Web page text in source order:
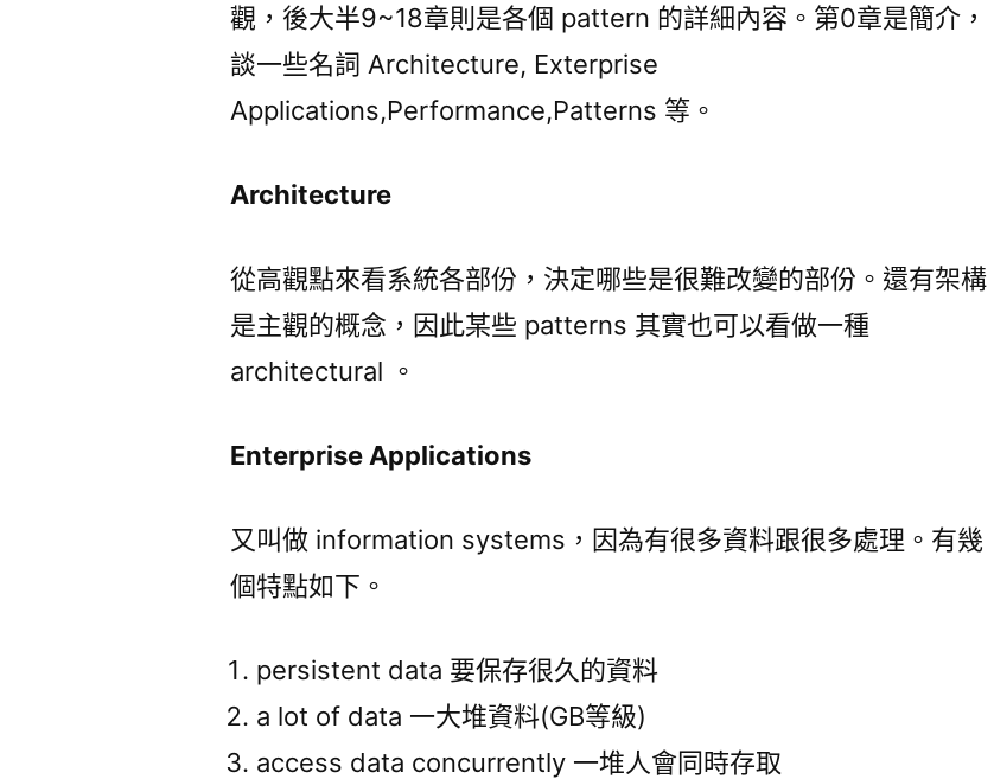
觀，後大半9~18章則是各個 pattern 的詳細內容。第0章是簡介，
談一些名詞 Architecture, Exterprise
Applications,Performance,Patterns 等。
Architecture
從高觀點來看系統各部份，決定哪些是很難改變的部份。還有架構
是主觀的概念，因此某些 patterns 其實也可以看做一種
architectural 。
Enterprise Applications
又叫做 information systems，因為有很多資料跟很多處理。有幾
個特點如下。
persistent data 要保存很久的資料
a lot of data 一大堆資料(GB等級)
access data concurrently 一堆人會同時存取